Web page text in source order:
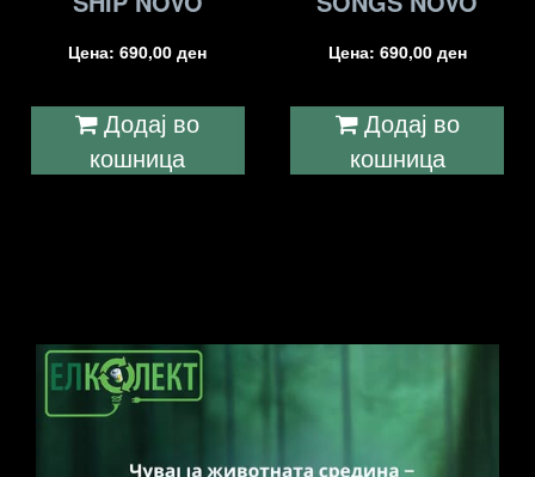
Цена:690,00ден
Додај во
кошница
Цена: 690,00 ден
Додај во
кошница